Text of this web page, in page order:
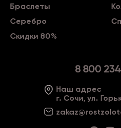
Браслеты
Серебро
Скидки 80%
8 800
Наш адрес
г. Сочи, ул.